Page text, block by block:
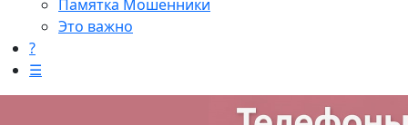
Памятка Мошенники
Это важно
?
☰